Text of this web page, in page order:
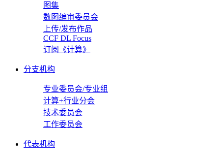
图集
数图编审委员会
上传/发布作品
CCF DL Focus
订阅《计算》
分支机构
专业委员会/专业组
计算+行业分会
技术委员会
工作委员会
代表机构